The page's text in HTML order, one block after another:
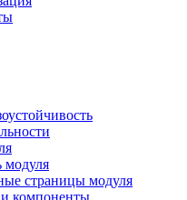
модуля
страницы модуля
компоненты